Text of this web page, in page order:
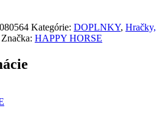
Kategórie: DOPLNKY, Hračky,
Značka: HAPPY HORSE